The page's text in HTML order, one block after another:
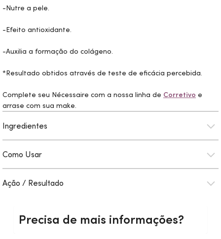
-Nutre a pele.
-Efeito antioxidante.
-Auxilia a formação do colágeno.
*Resultado obtidos através de teste de eficácia percebida.
Complete seu Nécessaire com a nossa linha de Corretivo e
arrase com sua make.
Ingredientes
Como Usar
Ação / Resultado
Precisa de mais informações?